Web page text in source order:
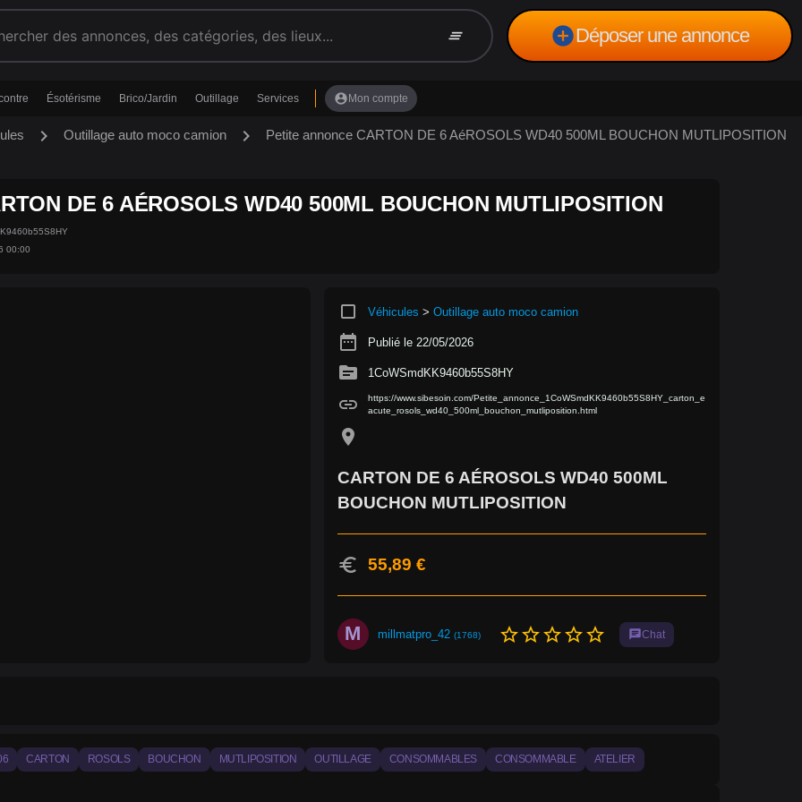
clear_all add_circleDéposer une annonce
Ésotérisme Brico/Jardin Outillage Services account_circle Mon compte
chevron_right Outillage auto moco camion chevron_right Petite annonce CARTON DE 6 AéROSOLS WD40 500ML BOUCHON MUTLIPOSITION
DE 6 AÉROSOLS WD40 500ML BOUCHON MUTLIPOSITION
00:00
crop_square Véhicules > Outillage auto moco camion
date_range Publié le 22/05/2026
source 1CoWSmdKK9460b55S8HY
link
https://www.sibesoin.com/Petite_annonce_1CoWSmdKK9460b55S8HY_carton_e
acute_rosols_wd40_500ml_bouchon_mutliposition.html
location_on
CARTON DE 6 AÉROSOLS WD40 500ML
BOUCHON MUTLIPOSITION
euro 55,89 €
M millmatpro_42 (1768) star_borderstar_borderstar_borderstar_borderstar_border chatChat
CARTON ROSOLS BOUCHON MUTLIPOSITION OUTILLAGE CONSOMMABLES CONSOMMABLE ATELIER